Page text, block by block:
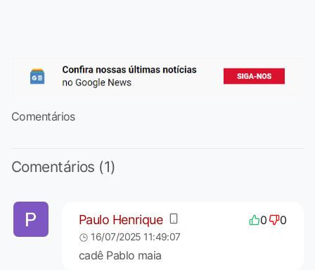
Comentários
Comentários (1)
Paulo Henrique 0 0
16/07/2025 11:49:07
cadê Pablo maia